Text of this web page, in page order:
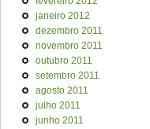
janeiro 2012
dezembro 2011
novembro 2011
outubro 2011
setembro 2011
agosto 2011
julho 2011
junho 2011